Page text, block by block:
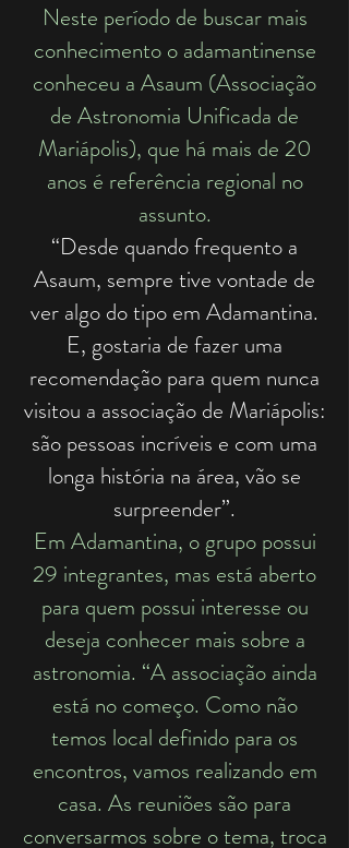
Neste período de buscar mais
conhecimento o adamantinense
conheceu a Asaum (Associação
de Astronomia Unificada de
Mariápolis), que há mais de 20
anos é referência regional no
assunto.
“Desde quando frequento a
Asaum, sempre tive vontade de
ver algo do tipo em Adamantina.
E, gostaria de fazer uma
recomendação para quem nunca
visitou a associação de Mariápolis:
são pessoas incríveis e com uma
longa história na área, vão se
surpreender”.
Em Adamantina, o grupo possui
29 integrantes, mas está aberto
para quem possui interesse ou
deseja conhecer mais sobre a
astronomia. “A associação ainda
está no começo. Como não
temos local definido para os
encontros, vamos realizando em
casa. As reuniões são para
conversarmos sobre o tema, troca